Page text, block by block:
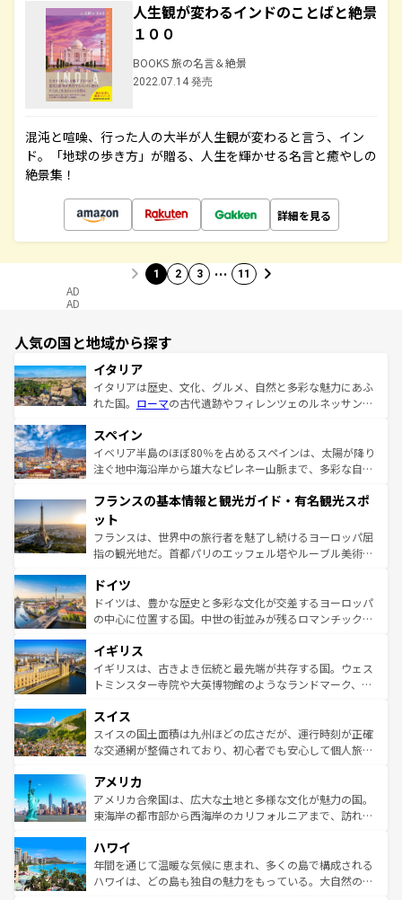
人生観が変わるインドのことばと絶景
１００
BOOKS 旅の名言＆絶景
2022.07.14 発売
混沌と喧噪、行った人の大半が人生観が変わると言う、イン
ド。「地球の歩き方」が贈る、人生を輝かせる名言と癒やしの
絶景集！
詳細を見る
1 2 3 … 11
AD
AD
人気の国と地域から探す
イタリア
イタリアは歴史、文化、グルメ、自然と多彩な魅力にあふ
れた国。 ローマの古代遺跡やフィレンツェのルネッサンス
ろん、トスカーナの美しい田園風景やアマルフィ海岸の絶
景など、自然景観も見逃せない。観光の合間には、本場の
ピザやパスタなど、絶品のイタリア料理を堪能することも
ませてくれるイタリアで、忘れられない旅をしてみよう！
なお、新着のイタリア情報は
しい。
スペイン
イベリア半島のほぼ80％を占めるスペインは、太陽が降り
注ぐ地中海沿岸から雄大なピレネー山脈まで、多彩な自然
文化が根付くこの国では、情熱的なフラメンコ、熱気あふ
れる闘牛、そして美味しいタパスが生活の一部となってい
る。首都マドリードの洗練された雰囲気や、バルセロナの
アートに溢れた街角から、地方では古代ローマ遺跡や中世
せる。地方によって風土や気候が異なるスペインはその個
性で訪れる人を魅了する。 なお、新着のスペイン情報は コ
ンテンツ一覧を参照してほしい。
フランスの基本情報と観光ガイド・有名観光スポ
ット
フランスは、世界中の旅行者を魅了し続けるヨーロッパ屈
指の観光地だ。首都パリのエッフェル塔やルーブル美術館
で、幅広い魅力が詰まっている。華麗な宮殿、歴史的な大
聖堂、美しいビーチ、そして豊かな自然が、訪れる者を心
から魅了する。また、フランスは美食の国としても知ら
いる。シャンパンの発祥地であるランス、プロヴァンスの
香り高いラベンダー畑など、多彩な楽しみ方が可能だ。さ
らに、パリ以外の地域にも魅力が溢れており、どの街角に
れる地方に足を運ぶとそれぞれで全く異なる文化を体験で
きるだろう。 なお、新着のフランス情報はコンテンツ一覧
を参照してほしい。
ドイツ
ドイツは、豊かな歴史と多彩な文化が交差するヨーロッパ
の中心に位置する国。中世の街並みが残るロマンチック街
顔を持つこの国は、どこを歩いても飽きることがない。ベ
ルリンの文化的活気、バイエルン州のアルプスの絶景、そ
してライン川沿いのワイン畑といった風景は必見。ビール
は、お酒好きな人にはぜひ体験してほしい。 なお、新着の
ドイツ情報はコンテンツ一覧を参照してほしい。
イギリス
イギリスは、古きよき伝統と最先端が共存する国。ウェス
トミンスター寺院や大英博物館のようなランドマーク、歴
リアごとに異なる魅力がある。また、優雅なアフタヌーン
ティー、ビール好きにはたまらない英国パブ、サッカー観
戦など、本場だからこそできる体験も豊富。イギリスを旅
ンツ一覧を参照してほしい。
スイス
スイスの国土面積は九州ほどの広さだが、運行時刻が正確
な交通網が整備されており、初心者でも安心して個人旅行
の建物がそのまま残る町や、スイスならではのユニークな
博物館もあり、アルプス観光だけでなく町歩きも満喫する
ことができる。国民の所得が高いため物価も高いが、旅行
ば市内交通費無料で観光を楽しむこともできる。 なお、新
着のスイス情報はコンテンツ一覧 を参照してほしい。
アメリカ
アメリカ合衆国は、広大な土地と多様な文化が魅力の国。
東海岸の都市部から西海岸のカリフォルニアまで、訪れる
のような巨大都市は、観光、ショッピング、エンターテイ
ンメントが詰まった刺激的なスポットだ。一方、アメリカ
西部には大自然が広がり、グランドキャニオンやイエロー
ハワイ
年間を通じて温暖な気候に恵まれ、多くの島で構成される
ハワイは、どの島も独自の魅力をもっている。大自然の神